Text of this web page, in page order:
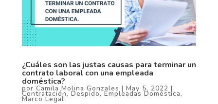
¿Cuáles son las justas causas para terminar un
contrato laboral con una empleada
doméstica?
por Camila Molina Gonzales | May 5, 2022 |
Contratación,Despido,Empleadas Doméstica,
Marco Legal